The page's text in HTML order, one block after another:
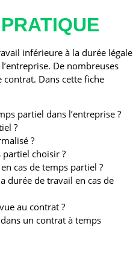
inférieure à la durée légale
De nombreuses
contrat. Dans cette fiche
partiel dans l’entreprise ?
?
?
choisir ?
cas de temps partiel ?
durée de travail en cas de
au contrat ?
un contrat à temps